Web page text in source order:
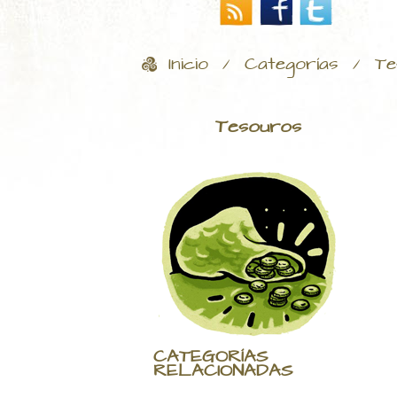
Inicio / Categorías /
Tesouros
CATEGORÍAS
RELACIONADAS